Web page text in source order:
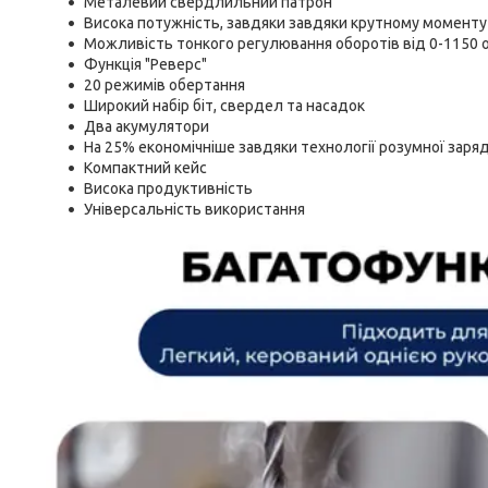
Висока потужність, завдяки завдяки крутному
Можливість тонкого регулювання оборотів від 0-1150
Функція "Реверс"
20 режимів обертання
Широкий набір біт, свердел та насадок
Два акумулятори
На 25% економічніше завдяки технології розумної
Компактний кейс
Висока продуктивність
Універсальність використання